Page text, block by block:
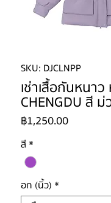
SKU: DJCLNPP
เช่าเสื้อกันหนา
CHENGDU สี ม่
฿1,250.00ราคา
สี *
อก (นิ้ว) *